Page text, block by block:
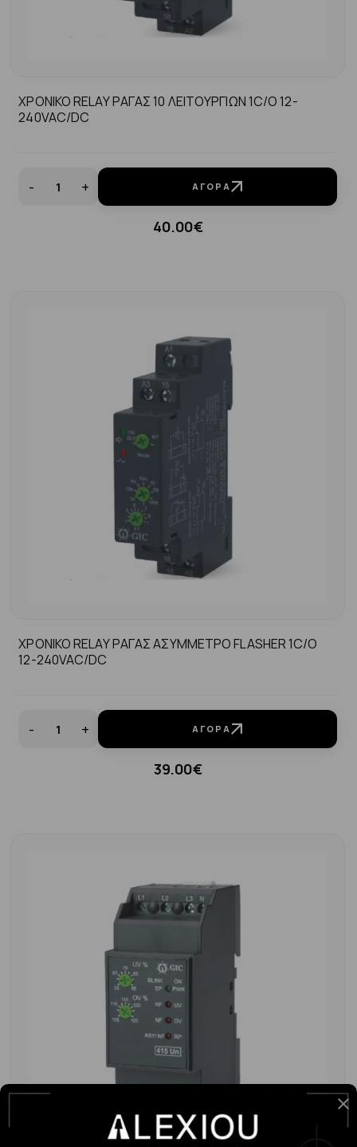
ΧΡΟΝΙΚΟ RELAY ΡΑΓΑΣ 10 ΛΕΙΤΟΥΡΓΙΩΝ 1C/O 12-
240VAC/DC
- + ΑΓΟΡΆ
40.00€
ΧΡΟΝΙΚΟ RELAY ΡΑΓΑΣ ΑΣΥΜΜΕΤΡΟ FLASHER 1C/O
12-240VAC/DC
- + ΑΓΟΡΆ
39.00€